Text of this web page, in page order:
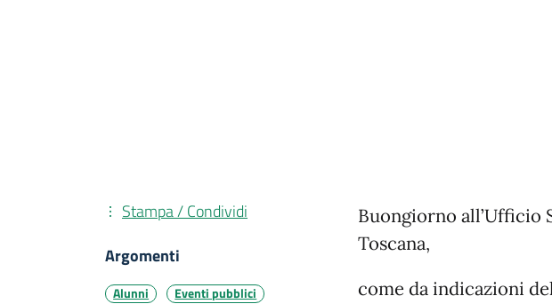
Buongiorno all’Ufficio
Toscana,
come da indicazioni
Stampa / Condividi
Argomenti
Alunni
Eventi pubblici